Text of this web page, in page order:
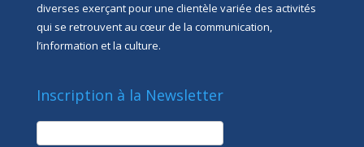
diverses exerçant pour une clientèle variée des activités
qui se retrouvent au cœur de la communication,
l’information et la culture.
Inscription à la Newsletter
newsletter